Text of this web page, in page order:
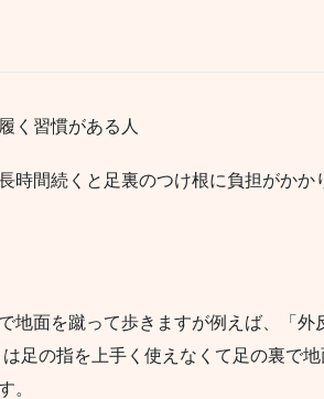
く習慣がある人
時間続くと足裏のつけ根に負担がかか
地面を蹴って歩きますが例えば、「外
足の指を上手く使えなくて足の裏で
。